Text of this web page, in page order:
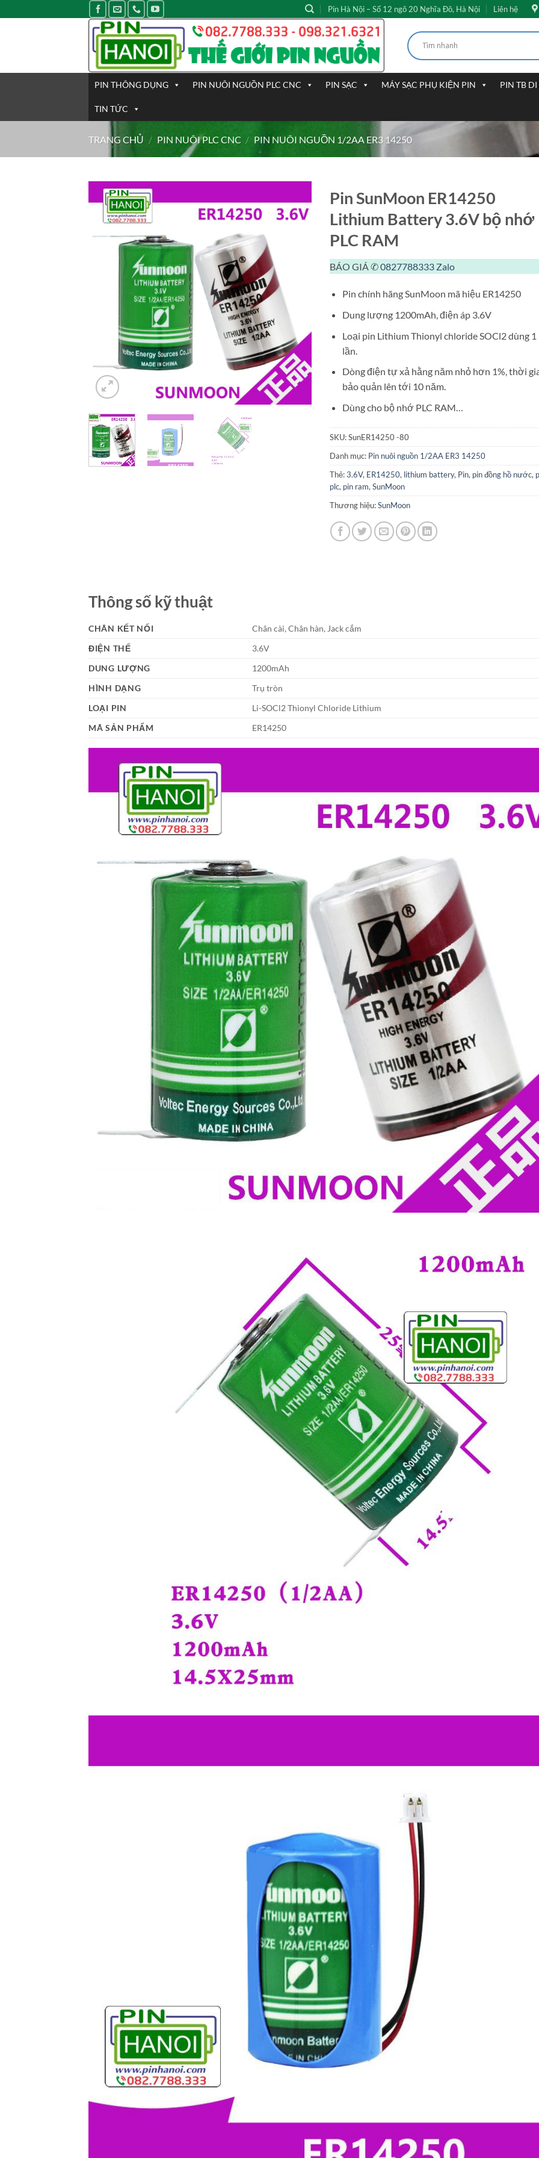
qua
Pin Hà Nội – Số 12 ngõ 20 Nghĩa Đô, Hà Nội Liên hệ
PIN THÔNG DỤNG PIN NUÔI NGUỒN PLC CNC PIN SẠC MÁY SẠC PHỤ KIỆN PIN PIN TB
TIN TỨC
TRANG CHỦ / PIN NUÔI PLC CNC / PIN NUÔI NGUỒN 1/2AA ER3 14250
Pin SunMoon ER14250
Lithium Battery 3.6V bộ nhớ
PLC RAM
BÁO GIÁ ✆0827788333 Zalo
Pin chính hãng SunMoon mã hiệu ER14250
Dung lượng 1200mAh, điện áp 3.6V
Loại pin Lithium Thionyl chloride SOCl2 dùng 1
lần.
Dòng điện tự xả hằng năm nhỏ hơn 1%, thời
bảo quản lên tới 10 năm.
Dùng cho bộ nhớ PLC RAM…
SKU:SunER14250 -80
Danh mục: Pin nuôi nguồn 1/2AA ER3 14250
Thẻ:3.6V, ER14250, lithium battery, Pin, pin đồng hồ nước,
plc, pin ram, SunMoon
Thương hiệu:SunMoon
Thông số kỹ thuật
CHÂN KẾT NỐI
Chân cài, Chân hàn, Jack cắm
ĐIỆN THẾ
3.6V
DUNG LƯỢNG
1200mAh
HÌNH DẠNG
Trụ tròn
LOẠI PIN
Li-SOCl2 Thionyl Chloride Lithium
MÃ SẢN PHẨM
ER14250